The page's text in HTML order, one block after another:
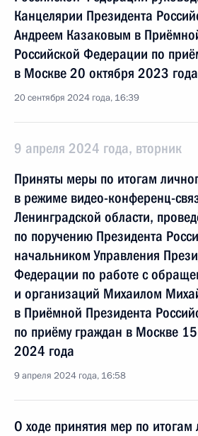
Канцелярии Президента
Андреем Казаковым в
Российской Федерации по
в Москве 20 октября 2023 года
20 сентября 2024 года, 16:39
9 апреля 2024 года, вторник
Приняты меры по итогам
в режиме видео-конференц-
Ленинградской области,
по поручению Президента
начальником Управления
Федерации по работе с
и организаций Михаилом
в Приёмной Президента
по приёму граждан в Москве
2024 года
9 апреля 2024 года, 16:58
О ходе принятия мер по итогам